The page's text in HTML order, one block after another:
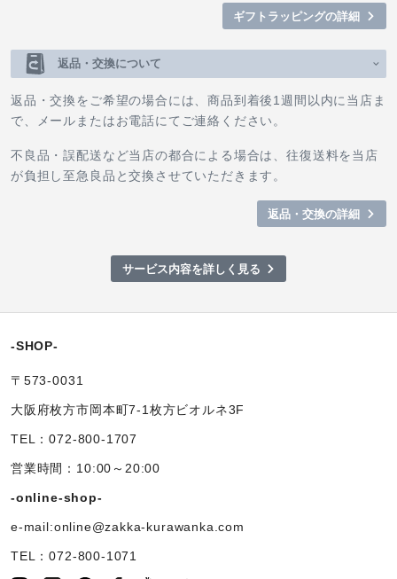
ギフトラッピングの詳細
返品・交換について
返品・交換をご希望の場合には、商品到着後1週間以内に当店ま
で、メールまたはお電話にてご連絡ください。
不良品・誤配送など当店の都合による場合は、往復送料を当店
が負担し至急良品と交換させていただきます。
返品・交換の詳細
サービス内容を詳しく見る
-SHOP-
〒573-0031
大阪府枚方市岡本町7-1枚方ビオルネ3F
TEL：072-800-1707
営業時間：10:00～20:00
-online-shop-
e-mail:online@zakka-kurawanka.com
TEL：072-800-1071